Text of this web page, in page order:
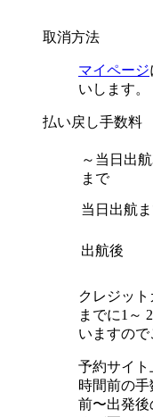
取消方法
マイページ
いします。
払い戻し手数料
～当日出
まで
当日出航
出航後
クレジッ
までに1～
いますので
予約サイト
時間前の手
前〜出発後